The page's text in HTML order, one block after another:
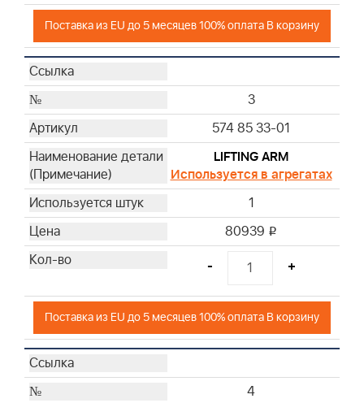
Поставка из EU до 5 месяцев 100% оплата В корзину
3
574 85 33-01
LIFTING ARM
Используется в агрегатах
1
80939 i
- +
Поставка из EU до 5 месяцев 100% оплата В корзину
4